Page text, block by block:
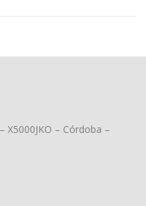
X5000JKO – Córdoba –